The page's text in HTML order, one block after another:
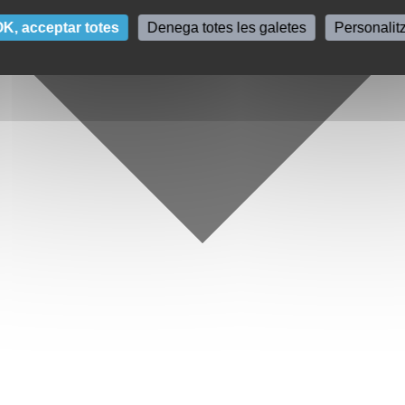
acceptar totes Denega totes les galetes